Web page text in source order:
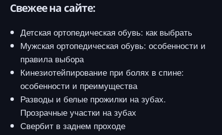
Свежее на сайте:
Детская ортопедическая обувь: как выбрать
Мужская ортопедическая обувь: особенности и
правила выбора
Кинезиотейпирование при болях в спине:
особенности и преимущества
Разводы и белые прожилки на зубах.
Прозрачные участки на зубах
Свербит в заднем проходе